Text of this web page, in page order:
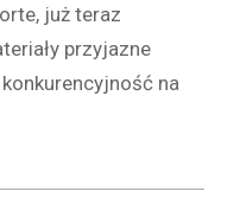
już teraz
przyjazne
na